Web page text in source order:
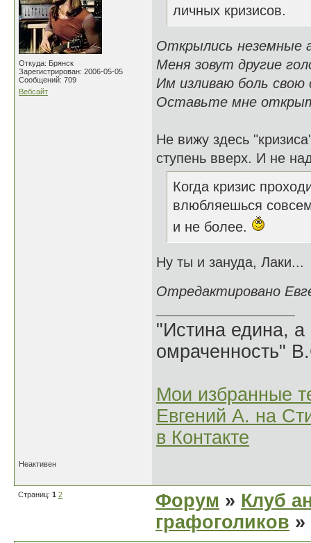
Откуда: Брянск
Зарегистрирован: 2006-05-05
Сообщений: 709
Вебсайт
личных кризисов.
Открылись неземные
Меня зовут другие
Им изливаю боль свою
Оставьте мне
Не вижу здесь
ступень вверх. И не
Когда кризис
влюбляешься
и не более.
Ну ты и зануда, Лаки...
Отредактировано
"Истина едина,
омраченность"
Мои избранные
Евгений А. на
в Контакте
Неактивен
Страниц: 1 2 Форум » Клуб
графоголиков